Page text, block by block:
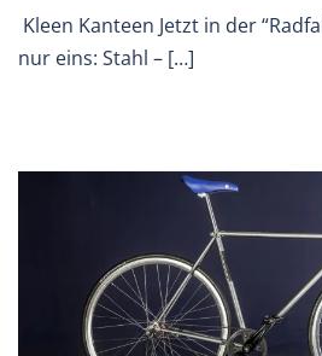
Kleen Kanteen Jetzt in der
nur eins: Stahl – […]